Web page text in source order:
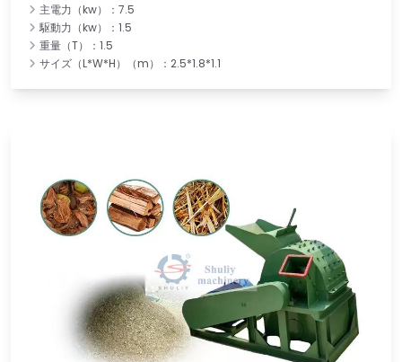
主電力（kw）：7.5
駆動力（kw）：1.5
重量（T）：1.5
サイズ（L*W*H）（m）：2.5*1.8*1.1